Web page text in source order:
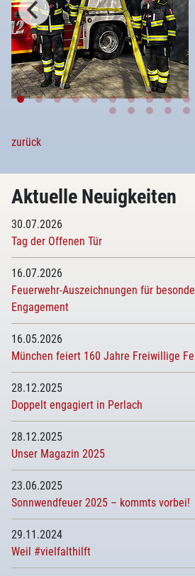
zurück
Aktuelle Neuigkeiten
30.07.2026
Tag der Offenen Tür
16.07.2026
Feuerwehr-Auszeichnungen für
Engagement
16.05.2026
München feiert 160 Jahre Freiwillige
28.12.2025
Doppelt engagiert in Perlach
28.12.2025
Unser Magazin 2025
23.06.2025
Sonnwendfeuer 2025 – kommts vorbei!
29.11.2024
Weil #vielfalthilft